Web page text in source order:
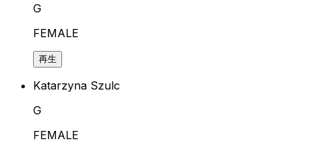
G
FEMALE
再生
Katarzyna Szulc
G
FEMALE